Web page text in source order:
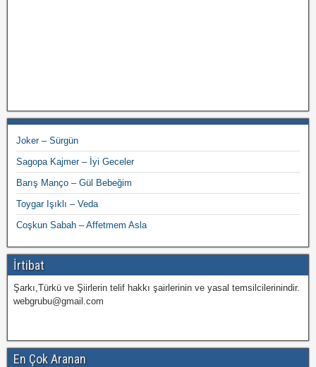
Joker – Sürgün
Sagopa Kajmer – İyi Geceler
Barış Manço – Gül Bebeğim
Toygar Işıklı – Veda
Coşkun Sabah – Affetmem Asla
İrtibat
Şarkı,Türkü ve Şiirlerin telif hakkı şairlerinin ve yasal temsilcilerinindir.
webgrubu@gmail.com
En Çok Aranan